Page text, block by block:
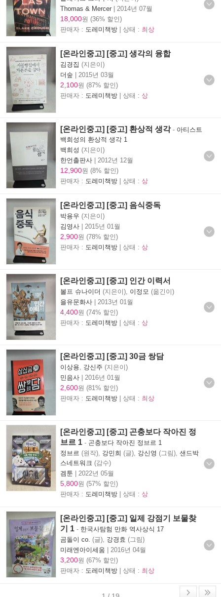
Thomas & Mercer | 2014년 07월
18,000원 (36% 할인)
판매자 : 도레미책방 | 상태 : 최상
[온라인중고] [중고] 생각의 융합
김경집 (지은이)
더숲 | 2015년 03월
2,100원 (87% 할인)
판매자 : 도레미책방 | 상태 : 상
[온라인중고] [중고] 환상적 생각- 아티스트
백희성의 환상적 생각 1
백희성 (지은이)
한언출판사 | 2012년 12월
12,900원 (8% 할인)
판매자 : 도레미책방 | 상태 : 상
[온라인중고] [중고] 음식중독
박용우 (지은이)
김영사 | 2015년 01월
2,900원 (78% 할인)
판매자 : 도레미책방 | 상태 : 상
[온라인중고] [중고] 인간 이력서
볼프 슈나이더 (지은이), 이정모 (옮긴이)
을유문화사 | 2013년 01월
4,400원 (74% 할인)
판매자 : 도레미책방 | 상태 : 상
[온라인중고] [중고] 30금 쌍담
이상용 강신주 (지은이)
민음사 | 2016년 01월
2,600원 (81% 할인)
판매자 : 도레미책방 | 상태 : 최상
[온라인중고] [중고] 곤충보다 작아진 정
브르 1 - 곤충보다 작아진 정브르 1
정브르 (원작), 강민희 (글), 강신영 (그림), 샌드박
스네트워크 (감수)
겜툰 | 2022년 05월
5,800원 (57% 할인)
판매자 : 도레미책방 | 상태 : 상
[온라인중고] [중고] 일제 강점기 보물찾
기 1 - 한국사탐험 만화 역사상식 17
곰돌이 co. (글), 강경효 (그림)
미래엔아이세움 | 2016년 04월
3,200원 (67% 할인)
판매자 : 도레미책방 | 상태 : 최상